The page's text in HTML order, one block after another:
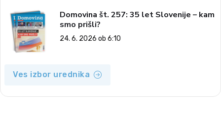
Domovina št. 257: 35 let Slovenije – kam
smo prišli?
24. 6. 2026 ob 6:10
Ves izbor urednika